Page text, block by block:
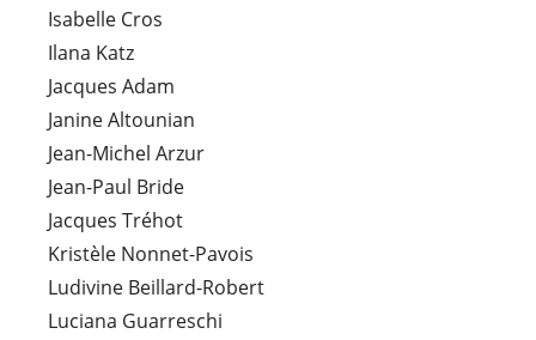
Isabelle Cros
Ilana Katz
Jacques Adam
Janine Altounian
Jean-Michel Arzur
Jean-Paul Bride
Jacques Tréhot
Kristèle Nonnet-Pavois
Ludivine Beillard-Robert
Luciana Guarreschi